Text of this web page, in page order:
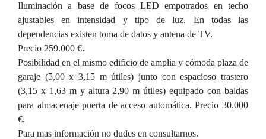
Iluminación a base de focos LED empotrados en techo
ajustables en intensidad y tipo de luz. En todas las
dependencias existen toma de datos y antena de TV.
Precio 259.000 €.
Posibilidad en el mismo edificio de amplia y cómoda plaza de
garaje (5,00 x 3,15 m útiles) junto con espacioso trastero
(3,15 x 1,63 m y altura 2,90 m útiles) equipado con baldas
para almacenaje puerta de acceso automática. Precio 30.000
€.
Para mas información no dudes en consultarnos.